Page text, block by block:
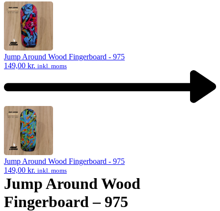
Previous
product:
Jump Around Wood Fingerboard - 975
149,00 kr. inkl. moms
Next
product:
Jump Around Wood Fingerboard - 975
149,00 kr. inkl. moms
Jump Around Wood
Fingerboard – 975